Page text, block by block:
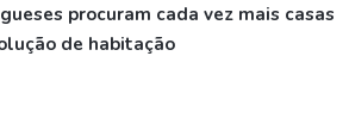
procuram cada vez mais casas
de habitação